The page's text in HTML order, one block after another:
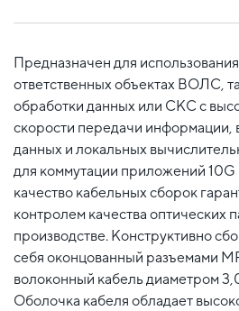
Предназначен для
ответственных объектах ВОЛС,
обработки данных или СКС с
скорости передачи информации,
данных и локальных
для коммутации приложений
качество кабельных сборок
контролем качества оптических
производстве. Конструктивно
себя оконцованный разъемами
волоконный кабель диаметром
Оболочка кабеля обладает